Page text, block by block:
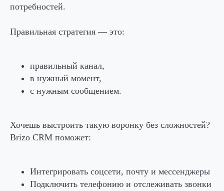
потребностей.
Правильная стратегия — это:
правильный канал,
в нужный момент,
с нужным сообщением.
Хочешь выстроить такую воронку без сложностей?
Brizo CRM поможет:
Интегрировать соцсети, почту и мессенджеры
Подключить телефонию и отслеживать звонки